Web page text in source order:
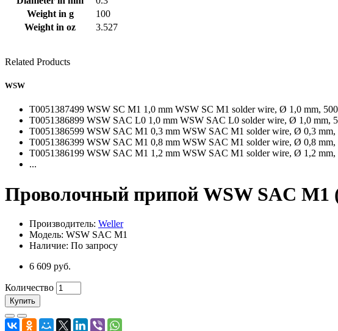
Weight in g
100
Weight in oz
3.527
Related Products
WSW
T0051387499 WSW SC M1 1,0 mm WSW SC M1 solder wire, Ø 1,0 mm,
T0051386899 WSW SAC L0 1,0 mm WSW SAC L0 solder wire, Ø 1,0 mm,
T0051386599 WSW SAC M1 0,3 mm WSW SAC M1 solder wire, Ø 0,3 mm,
T0051386399 WSW SAC M1 0,8 mm WSW SAC M1 solder wire, Ø 0,8 mm,
T0051386199 WSW SAC M1 1,2 mm WSW SAC M1 solder wire, Ø 1,2 mm,
...
Проволочный припой WSW SAC M1
Производитель: Weller
Модель: WSW SAC M1
Наличие: По запросу
6 609 руб.
Количество
Купить